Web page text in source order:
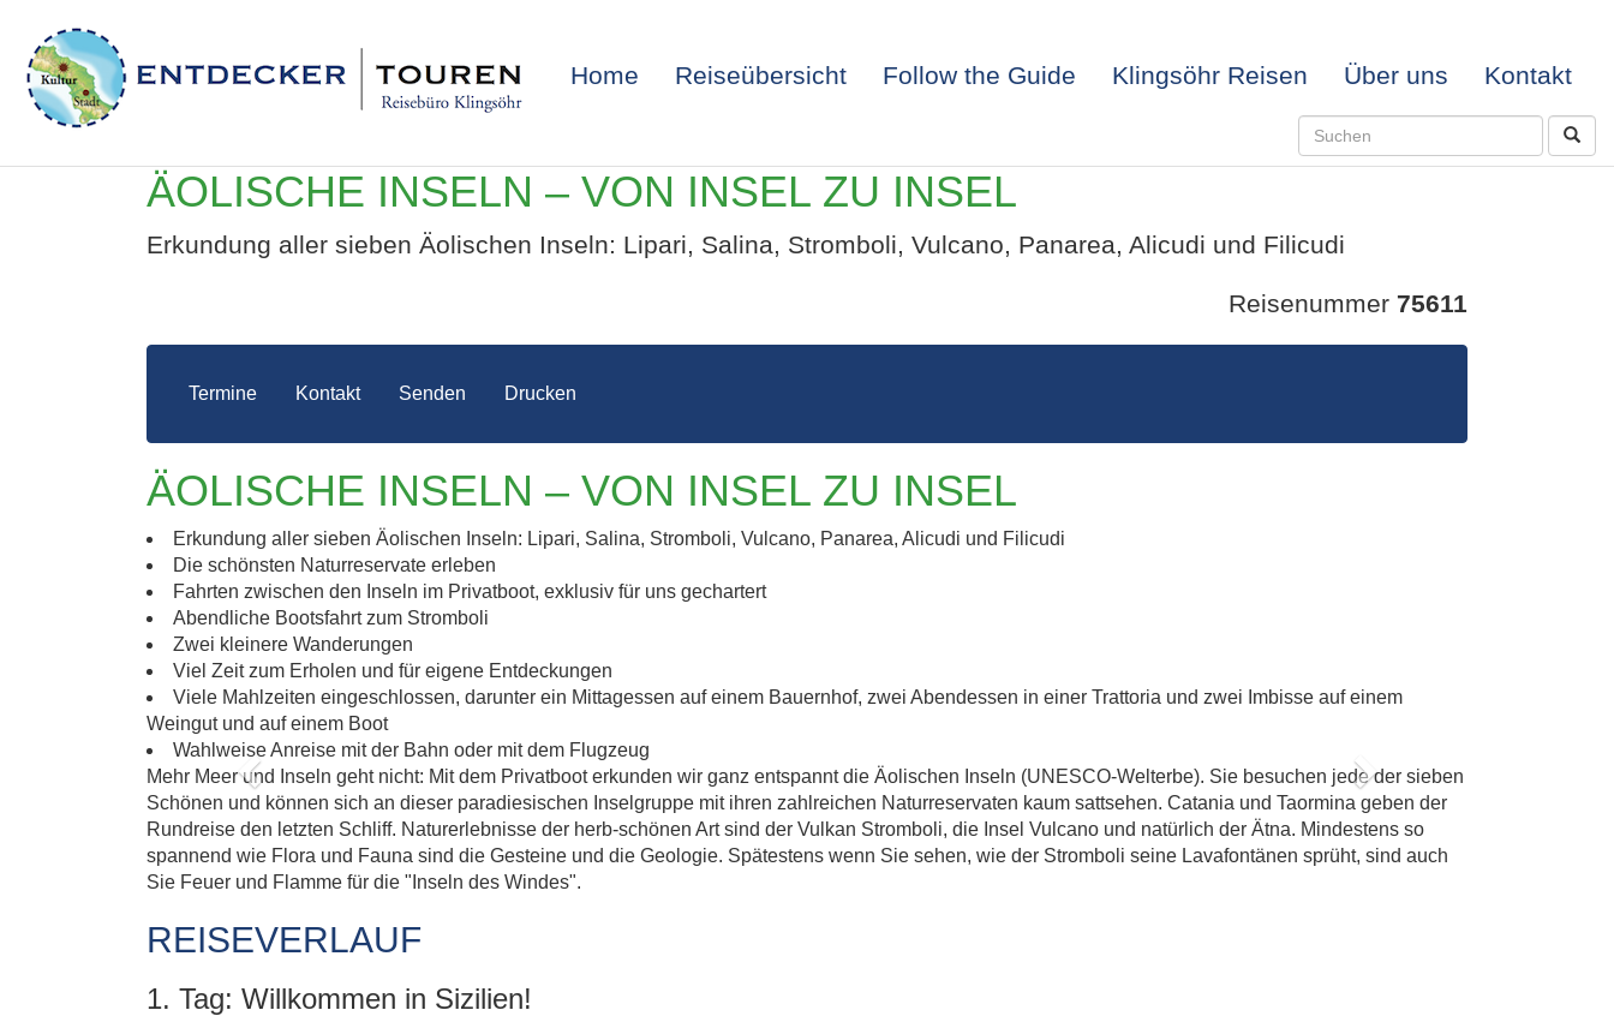
Home Reiseübersicht Follow the Guide Klingsöhr Reisen Über uns Kontakt
ÄOLISCHE INSELN – VON
INSEL ZU INSEL
ÄOLISCHE INSELN – VON INSEL ZU INSEL
Erkundung aller sieben Äolischen Inseln: Lipari, Salina, Stromboli, Vulcano, Panarea, Alicudi und Filicudi
Reisenummer 75611
Termine Kontakt Senden Drucken
ÄOLISCHE INSELN – VON INSEL ZU INSEL
Erkundung aller sieben Äolischen Inseln: Lipari, Salina, Stromboli, Vulcano, Panarea, Alicudi und Filicudi
Die schönsten Naturreservate erleben
Fahrten zwischen den Inseln im Privatboot, exklusiv für uns gechartert
Abendliche Bootsfahrt zum Stromboli
Zwei kleinere Wanderungen
Viel Zeit zum Erholen und für eigene Entdeckungen
Viele Mahlzeiten eingeschlossen, darunter ein Mittagessen auf einem Bauernhof, zwei Abendessen in einer Trattoria und zwei Imbisse auf einem
Weingut und auf einem Boot
Wahlweise Anreise mit der Bahn oder mit dem Flugzeug
Previous Next
Mehr Meer und Inseln geht nicht: Mit dem Privatboot erkunden wir ganz entspannt die Äolischen Inseln (UNESCO-Welterbe). Sie besuchen jede der sieben
Schönen und können sich an dieser paradiesischen Inselgruppe mit ihren zahlreichen Naturreservaten kaum sattsehen. Catania und Taormina geben der
Rundreise den letzten Schliff. Naturerlebnisse der herb-schönen Art sind der Vulkan Stromboli, die Insel Vulcano und natürlich der Ätna. Mindestens so
spannend wie Flora und Fauna sind die Gesteine und die Geologie. Spätestens wenn Sie sehen, wie der Stromboli seine Lavafontänen sprüht, sind auch
Sie Feuer und Flamme für die "Inseln des Windes".
REISEVERLAUF
1. Tag: Willkommen in Sizilien!